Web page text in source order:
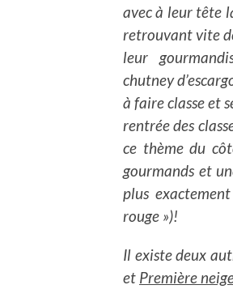
avec à leur tête
retrouvant vite
leur
chutney
à faire classe et
rentrée des
ce thème du
gourmands et
plus
rouge »)!
Il existe deux
et Première